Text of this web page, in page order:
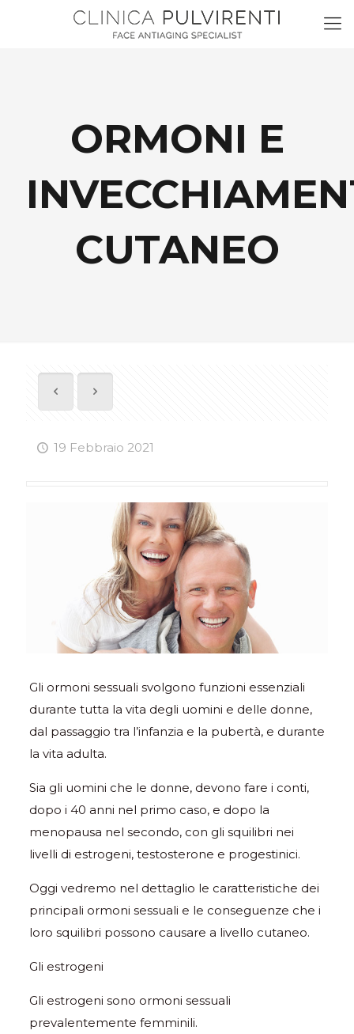
ORMONI E
CUTANEO
19 Febbraio 2021
Gli ormoni sessuali svolgono funzioni essenziali
durante tutta la vita degli uomini e delle donne,
dal passaggio tra l’infanzia e la pubertà, e durante
la vita adulta.
Sia gli uomini che le donne, devono fare i conti,
dopo i 40 anni nel primo caso, e dopo la
menopausa nel secondo, con gli squilibri nei
livelli di estrogeni, testosterone e progestinici.
Oggi vedremo nel dettaglio le caratteristiche dei
principali ormoni sessuali e le conseguenze che i
loro squilibri possono causare a livello cutaneo.
Gli estrogeni
Gli estrogeni sono ormoni sessuali
prevalentemente femminili.